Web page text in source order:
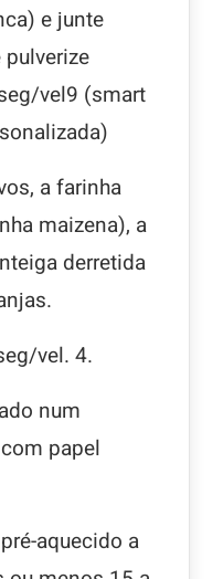
e junte
vel9 (smart
a farinha
maizena), a
derretida
vel. 4.
num
papel
aquecido a